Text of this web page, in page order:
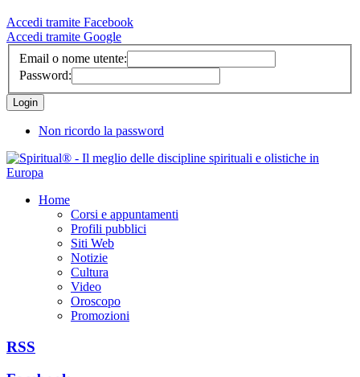
Accedi tramite Facebook
Accedi tramite Google
Email o nome utente:
Password:
Non ricordo la password
Home
Corsi e appuntamenti
Profili pubblici
Siti Web
Notizie
Cultura
Video
Oroscopo
Promozioni
RSS